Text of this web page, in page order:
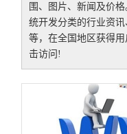
围、图片、新闻及价
统开发分类的行业资
等，在全国地区获得
击访问!